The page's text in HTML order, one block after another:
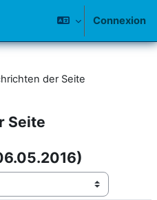
Connexion
der Seite
Seite